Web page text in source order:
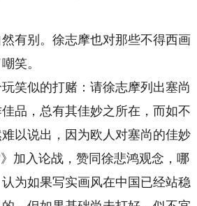
有别。徐志摩也对那些不得西画
笑。
笑似的打赌：请徐志摩列出塞尚
品，总有其佳妙之所在，而如不
以说出，因为欧人对塞尚的佳妙
加入论战，赞同徐悲鸿观念，哪
为如果写实画风在中国已经站稳